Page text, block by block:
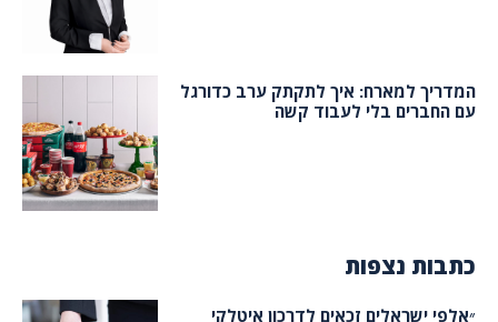
המדריך למארח: איך לתקתק ערב כדורגל
עם החברים בלי לעבוד קשה
כתבות נצפות
״אלפי ישראלים זכאים לדרכון איטלקי